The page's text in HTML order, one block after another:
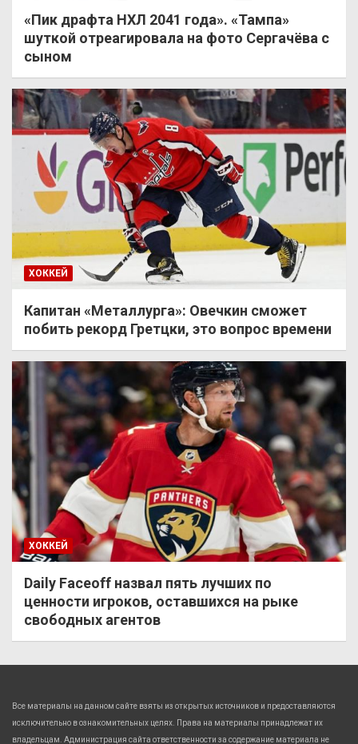
«Пик драфта НХЛ 2041 года». «Тампа»
шуткой отреагировала на фото Сергачёва с
сыном
ХОККЕЙ
Капитан «Металлурга»: Овечкин сможет
побить рекорд Гретцки, это вопрос времени
ХОККЕЙ
Daily Faceoff назвал пять лучших по
ценности игроков, оставшихся на рыке
свободных агентов
Все материалы на данном сайте взяты из открытых источников и предоставляются
исключительно в ознакомительных целях. Права на материалы принадлежат их
владельцам. Администрация сайта ответственности за содержание материала не